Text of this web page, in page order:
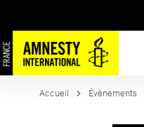
Accueil Évènements